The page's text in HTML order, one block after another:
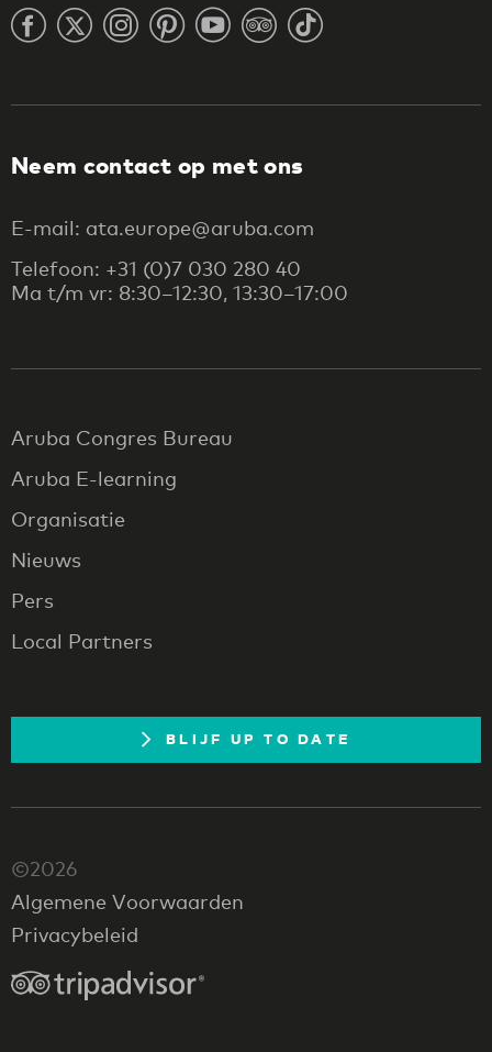
Neem contact op met ons
E-mail: ata.europe@aruba.com
Telefoon: +31 (0)7 030 280 40
Ma t/m vr: 8:30–12:30, 13:30–17:00
Aruba Congres Bureau
Aruba E-learning
Organisatie
Nieuws
Pers
Local Partners
BLIJF UP TO DATE
©2026
Algemene Voorwaarden
Privacybeleid